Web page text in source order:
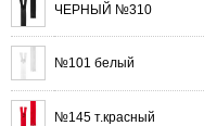
ЧЕРНЫЙ №310
№101 белый
№145 т.красный